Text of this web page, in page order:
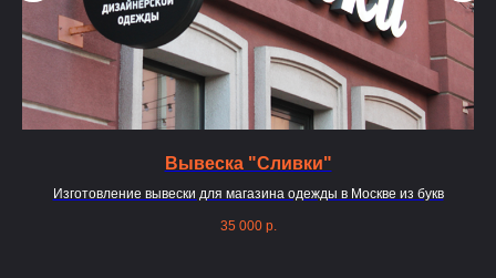
Вывеска "Сливки"
Изготовление вывески для магазина одежды в Москве из букв
35 000 р.